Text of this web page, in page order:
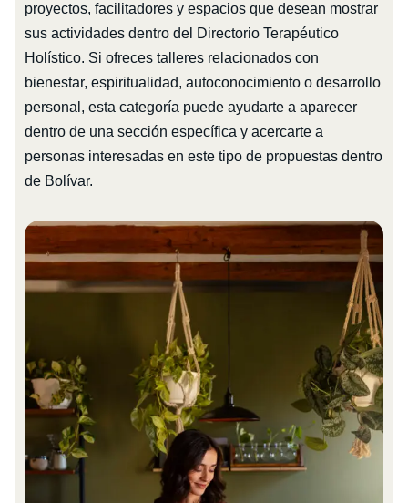
proyectos, facilitadores y espacios que desean mostrar
sus actividades dentro del Directorio Terapéutico
Holístico. Si ofreces talleres relacionados con
bienestar, espiritualidad, autoconocimiento o desarrollo
personal, esta categoría puede ayudarte a aparecer
dentro de una sección específica y acercarte a
personas interesadas en este tipo de propuestas dentro
de Bolívar.